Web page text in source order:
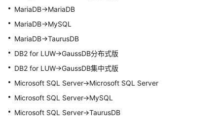
步
对
对
象
改
（对
MariaDB->MariaDB
MariaDB->MySQL
MariaDB->TaurusDB
DB2 for LUW->GaussDB分布式版
DB2 for LUW->GaussDB集中式版
Microsoft SQL Server->Microsoft SQL Server
Microsoft SQL Server->MySQL
Microsoft SQL Server->TaurusDB